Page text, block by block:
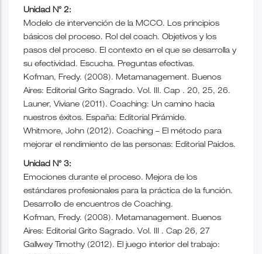
Unidad N° 2:
Modelo de intervención de la MCCO. Los principios
básicos del proceso. Rol del coach. Objetivos y los
pasos del proceso. El contexto en el que se desarrolla y
su efectividad. Escucha. Preguntas efectivas.
Kofman, Fredy. (2008). Metamanagement. Buenos
Aires: Editorial Grito Sagrado. Vol. III. Cap . 20, 25, 26.
Launer, Viviane (2011). Coaching: Un camino hacia
nuestros éxitos. España: Editorial Pirámide.
Whitmore, John (2012). Coaching – El método para
mejorar el rendimiento de las personas: Editorial Paidos.
Unidad N° 3:
Emociones durante el proceso. Mejora de los
estándares profesionales para la práctica de la función.
Desarrollo de encuentros de Coaching.
Kofman, Fredy. (2008). Metamanagement. Buenos
Aires: Editorial Grito Sagrado. Vol. III . Cap 26, 27
Gallwey Timothy (2012). El juego interior del trabajo: